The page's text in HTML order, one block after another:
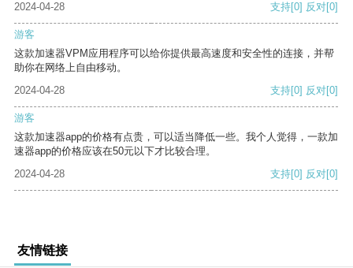
2024-04-28
支持[0] 反对[0]
游客
这款加速器VPM应用程序可以给你提供最高速度和安全性的连接，并帮
助你在网络上自由移动。
2024-04-28
支持[0] 反对[0]
游客
这款加速器app的价格有点贵，可以适当降低一些。我个人觉得，一款加
速器app的价格应该在50元以下才比较合理。
2024-04-28
支持[0] 反对[0]
友情链接